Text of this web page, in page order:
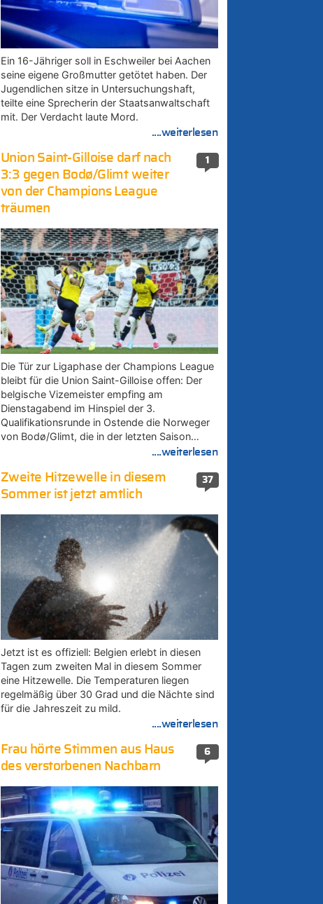
Ein 16-Jähriger soll in Eschweiler bei Aachen
seine eigene Großmutter getötet haben. Der
Jugendlichen sitze in Untersuchungshaft,
teilte eine Sprecherin der Staatsanwaltschaft
mit. Der Verdacht laute Mord.
....weiterlesen
1
Union Saint-Gilloise darf nach
3:3 gegen Bodø/Glimt weiter
von der Champions League
träumen
Die Tür zur Ligaphase der Champions League
bleibt für die Union Saint-Gilloise offen: Der
belgische Vizemeister empfing am
Dienstagabend im Hinspiel der 3.
Qualifikationsrunde in Ostende die Norweger
von Bodø/Glimt, die in der letzten Saison…
....weiterlesen
37
Zweite Hitzewelle in diesem
Sommer ist jetzt amtlich
Jetzt ist es offiziell: Belgien erlebt in diesen
Tagen zum zweiten Mal in diesem Sommer
eine Hitzewelle. Die Temperaturen liegen
regelmäßig über 30 Grad und die Nächte sind
für die Jahreszeit zu mild.
....weiterlesen
6
Frau hörte Stimmen aus Haus
des verstorbenen Nachbarn